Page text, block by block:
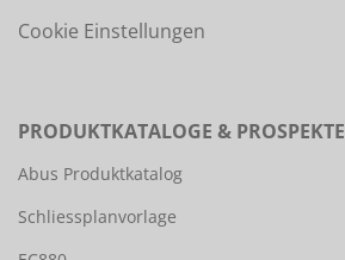
Cookie Einstellungen
PRODUKTKATALOGE & PROSPEKTE
Abus Produktkatalog
Schliessplanvorlage